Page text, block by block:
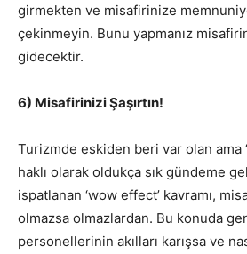
girmekten ve misafirinize
çekinmeyin. Bunu yapmanız
gidecektir.
6) Misafirinizi Şaşırtın!
Turizmde eskiden beri var olan ama
haklı olarak oldukça sık gündeme
ispatlanan ‘wow effect’ kavramı,
olmazsa olmazlardan. Bu konuda
personellerinin akılları karışsa ve